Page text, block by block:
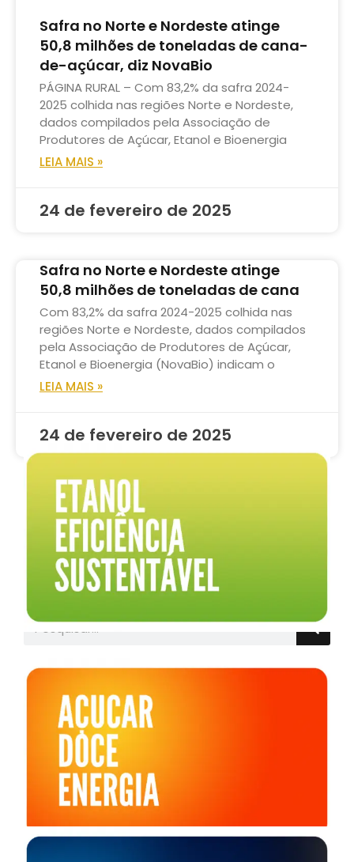
Safra no Norte e Nordeste atinge
50,8 milhões de toneladas de cana-
de-açúcar, diz NovaBio
PÁGINA RURAL – Com 83,2% da safra 2024-
2025 colhida nas regiões Norte e Nordeste,
dados compilados pela Associação de
Produtores de Açúcar, Etanol e Bioenergia
LEIA MAIS »
24 de fevereiro de 2025
Safra no Norte e Nordeste atinge
50,8 milhões de toneladas de cana
Com 83,2% da safra 2024-2025 colhida nas
regiões Norte e Nordeste, dados compilados
pela Associação de Produtores de Açúcar,
Etanol e Bioenergia (NovaBio) indicam o
LEIA MAIS »
24 de fevereiro de 2025